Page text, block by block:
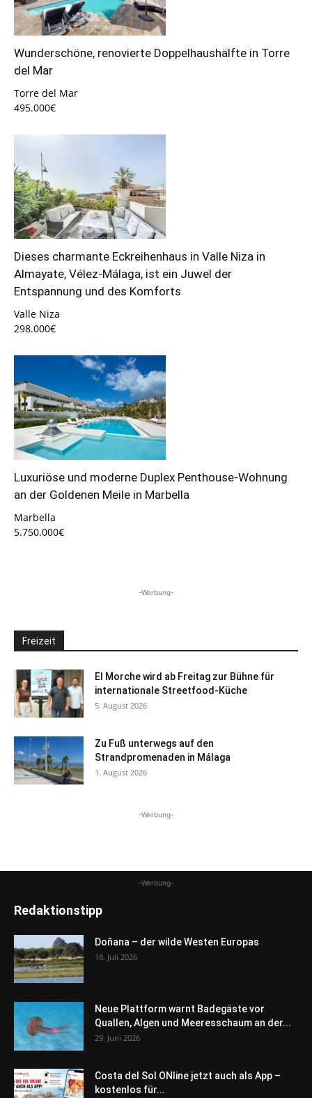
Wunderschöne, renovierte Doppelhaushälfte in Torre
del Mar
Torre del Mar
495.000€
Dieses charmante Eckreihenhaus in Valle Niza in
Almayate, Vélez-Málaga, ist ein Juwel der
Entspannung und des Komforts
Valle Niza
298.000€
Luxuriöse und moderne Duplex Penthouse-Wohnung
an der Goldenen Meile in Marbella
Marbella
5.750.000€
-Werbung-
Freizeit
El Morche wird ab Freitag zur Bühne für
internationale Streetfood-Küche
5. August 2026
Zu Fuß unterwegs auf den
Strandpromenaden in Málaga
1. August 2026
-Werbung-
-Werbung-
Redaktionstipp
Doñana – der wilde Westen Europas
18. Juli 2026
Neue Plattform warnt Badegäste vor
Quallen, Algen und Meeresschaum an der...
29. Juni 2026
Costa del Sol ONline jetzt auch als App –
kostenlos für...